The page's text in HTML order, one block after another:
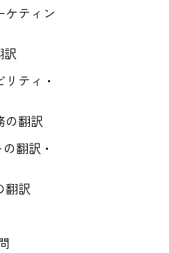
ティン
ティ・
翻訳
翻訳・
翻訳